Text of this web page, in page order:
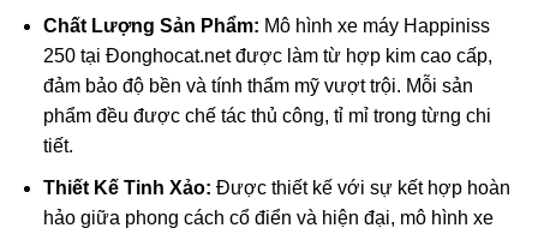
Chất Lượng Sản Phẩm: Mô hình xe máy Happiniss
250 tại Đonghocat.net được làm từ hợp kim cao cấp,
đảm bảo độ bền và tính thẩm mỹ vượt trội. Mỗi sản
phẩm đều được chế tác thủ công, tỉ mỉ trong từng chi
tiết.
Thiết Kế Tinh Xảo: Được thiết kế với sự kết hợp hoàn
hảo giữa phong cách cổ điển và hiện đại, mô hình xe